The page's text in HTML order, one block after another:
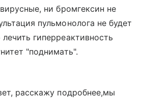
ни бромгексин не
пульмонолога не будет
гиперреактивность
"поднимать".
расскажу подробнее,мы